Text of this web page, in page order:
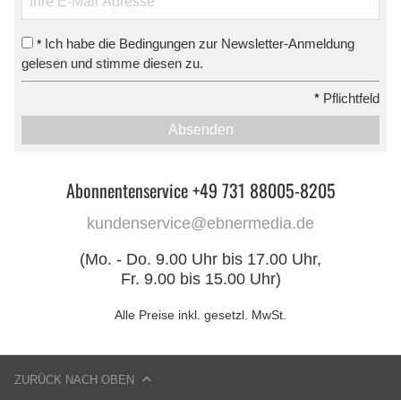
* Ich habe die Bedingungen zur Newsletter-Anmeldung
gelesen und stimme diesen zu.
* Pflichtfeld
Absenden
Abonnentenservice +49 731 88005-8205
kundenservice@ebnermedia.de
(Mo. - Do. 9.00 Uhr bis 17.00 Uhr,
Fr. 9.00 bis 15.00 Uhr)
Alle Preise inkl. gesetzl. MwSt.
ZURÜCK NACH OBEN